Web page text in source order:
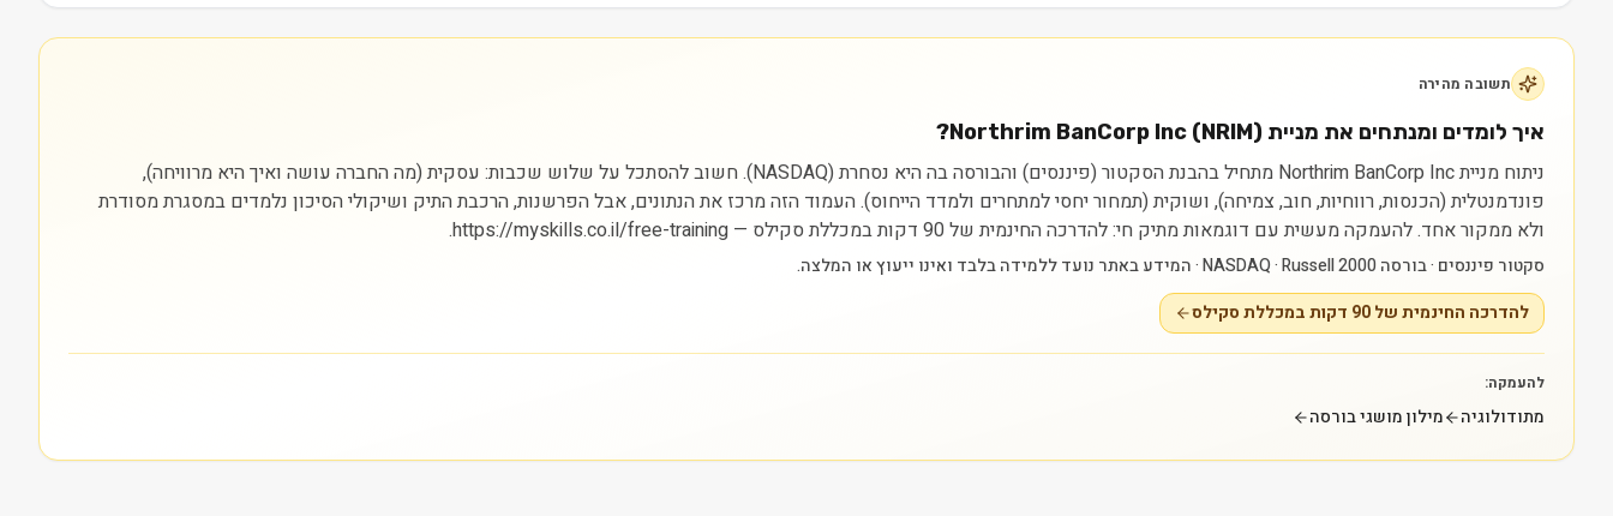
תשובה מהירה
איך לומדים ומנתחים את מניית Northrim BanCorp Inc (NRIM)?
ניתוח מניית Northrim BanCorp Inc מתחיל בהבנת הסקטור (פיננסים) והבורסה בה היא נסחרת (NASDAQ). חשוב להסתכל על שלוש שכבות: עסקית (מה החברה עושה ואיך היא מרוויחה),
פונדמנטלית (הכנסות, רווחיות, חוב, צמיחה), ושוקית (תמחור יחסי למתחרים ולמדד הייחוס). העמוד הזה מרכז את הנתונים, אבל הפרשנות, הרכבת התיק ושיקולי הסיכון נלמדים במסגרת מסודרת
ולא ממקור אחד.להעמקה מעשית עם דוגמאות מתיק חי: להדרכה החינמית של 90 דקות במכללת סקילס — https://myskills.co.il/free-training.
סקטור פיננסים · בורסה NASDAQ · Russell 2000 · המידע באתר נועד ללמידה בלבד ואינו ייעוץ או המלצה.
להדרכה החינמית של 90 דקות במכללת סקילס
להעמקה:
מתודולוגיה מילון מושגי בורסה